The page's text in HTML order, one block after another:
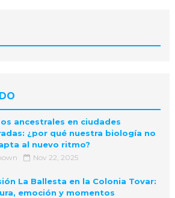
ancestrales en ciudades
¿por qué nuestra biología no
al nuevo ritmo?
Nov 22, 2025
La Ballesta en la Colonia Tovar:
emoción y momentos